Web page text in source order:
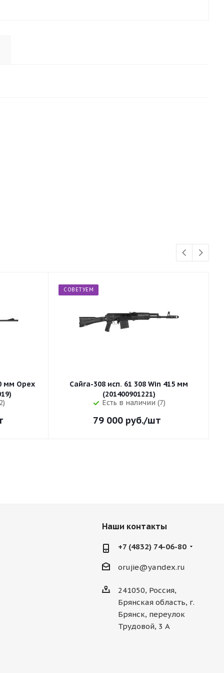
мм Орех
(32019)
СОВЕТУЕМ
Сайга-308 исп. 61 308 Win 415 мм
(201400901221)
Есть в наличии (7)
79 000 руб./шт
Наши контакты
+7 (4832) 74-06-80
orujie@yandex.ru
241050, Россия,
Брянская область, г.
Брянск, переулок
Трудовой, 3 А